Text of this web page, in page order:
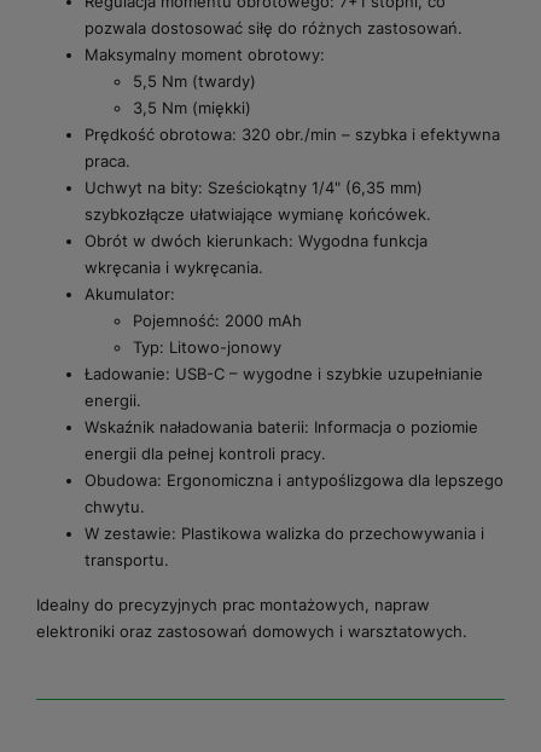
pozwala dostosować siłę do różnych zastosowań.
Maksymalny moment obrotowy:
5,5 Nm (twardy)
3,5 Nm (miękki)
Prędkość obrotowa: 320 obr./min – szybka i efektywna
praca.
Uchwyt na bity: Sześciokątny 1/4" (6,35 mm)
szybkozłącze ułatwiające wymianę końcówek.
Obrót w dwóch kierunkach: Wygodna funkcja
wkręcania i wykręcania.
Akumulator:
Pojemność: 2000 mAh
Typ: Litowo-jonowy
Ładowanie: USB-C – wygodne i szybkie uzupełnianie
energii.
Wskaźnik naładowania baterii: Informacja o poziomie
energii dla pełnej kontroli pracy.
Obudowa: Ergonomiczna i antypoślizgowa dla lepszego
chwytu.
W zestawie: Plastikowa walizka do przechowywania i
transportu.
Idealny do precyzyjnych prac montażowych, napraw
elektroniki oraz zastosowań domowych i warsztatowych.